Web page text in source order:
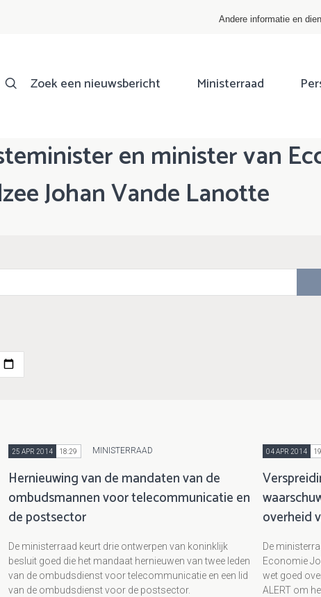
Andere informatie en
Zoek een nieuwsbericht Ministerraad
en minister van
Johan Vande Lanotte
25 APR 2014 18:29 MINISTERRAAD
Hernieuwing van de mandaten van de
ombudsmannen voor telecommunicatie en
de postsector
De ministerraad keurt drie ontwerpen van koninklijk
besluit goed die het mandaat hernieuwen van twee leden
van de ombudsdienst voor telecommunicatie en een lid
van de ombudsdienst voor de postsector.
04 APR 2014
overheid
De
Economie
wet goed
ALERT om